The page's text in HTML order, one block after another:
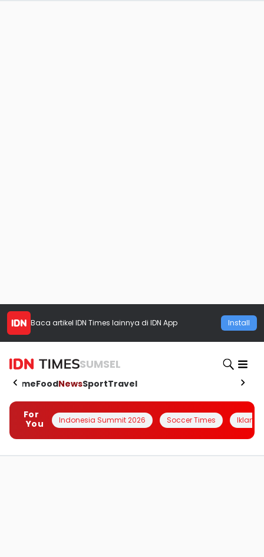
Baca artikel IDN Times lainnya di IDN App Install
SUMSEL
HomeFoodNewsSportTravel
For
You
Indonesia Summit 2026 Soccer Times Iklanin